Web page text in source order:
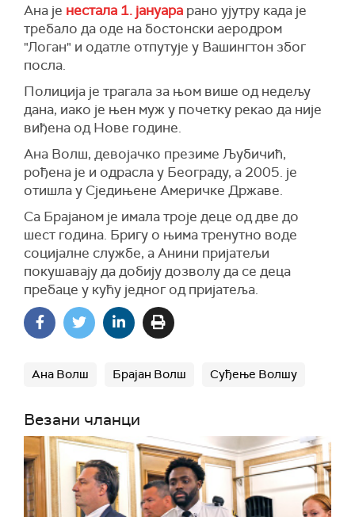
Ана је нестала 1. јануара рано ујутру када је
требало да оде на бостонски аеродром
"Логан" и одатле отпутује у Вашингтон због
посла.
Полиција је трагала за њом више од недељу
дана, иако је њен муж у почетку рекао да није
виђена од Нове године.
Ана Волш, девојачко презиме Љубичић,
рођена је и одрасла у Београду, а 2005. је
отишла у Сједињене Америчке Државе.
Са Брајаном je имала троје деце од две до
шест година. Бригу о њима тренутно воде
социјалне службе, а Анини пријатељи
покушавају да добију дозволу да се деца
пребаце у кућу једног од пријатеља.
Ана Волш Брајан Волш Суђење Волшу
Везани чланци